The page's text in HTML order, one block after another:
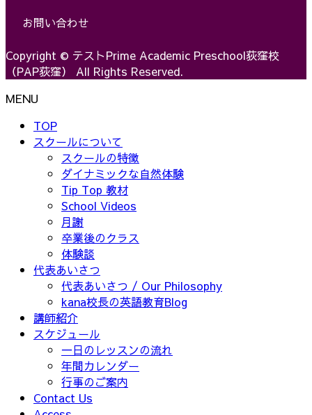
お問い合わせ
Copyright © テストPrime Academic Preschool荻窪校
（PAP荻窪） All Rights Reserved.
MENU
TOP
スクールについて
スクールの特徴
ダイナミックな自然体験
Tip Top 教材
School Videos
月謝
卒業後のクラス
体験談
代表あいさつ
代表あいさつ / Our Philosophy
kana校長の英語教育Blog
講師紹介
スケジュール
一日のレッスンの流れ
年間カレンダー
行事のご案内
Contact Us